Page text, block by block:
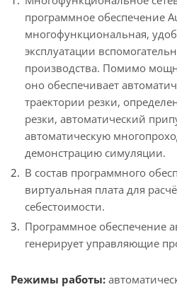
программное обеспечение
многофункциональная,
эксплуатации
производства. Помимо
оно обеспечивает
траектории резки,
резки, автоматический
автоматическую
демонстрацию симуляции.
В состав программного
виртуальная плата для
себестоимости.
Программное обеспечение
генерирует управляющие
Режимы работы: